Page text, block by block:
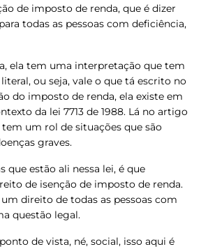
de imposto de renda, que é dizer
todas as pessoas com deficiência,
ela tem uma interpretação que tem
ou seja, vale o que tá escrito no
do imposto de renda, ela existe em
da lei 7713 de 1988. Lá no artigo
tem um rol de situações que são
graves.
que estão ali nessa lei, é que
de isenção de imposto de renda.
direito de todas as pessoas com
questão legal.
de vista, né, social, isso aqui é